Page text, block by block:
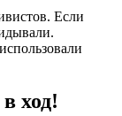
Если
ход!